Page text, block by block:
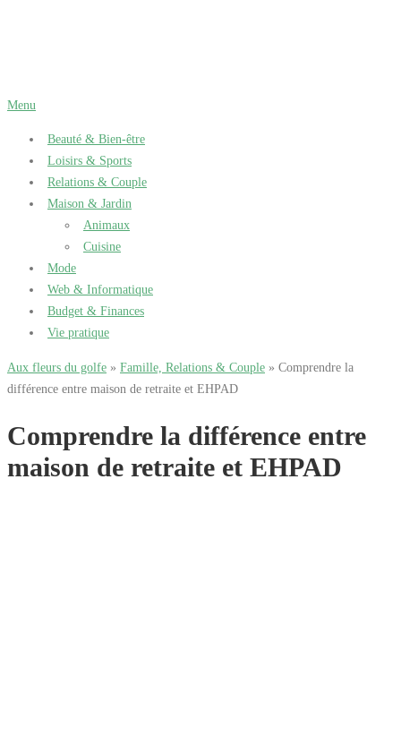
Menu
Beauté & Bien-être
Loisirs & Sports
Relations & Couple
Maison & Jardin
Animaux
Cuisine
Mode
Web & Informatique
Budget & Finances
Vie pratique
Aux fleurs du golfe » Famille, Relations & Couple » Comprendre la
différence entre maison de retraite et EHPAD
Comprendre la différence entre
maison de retraite et EHPAD